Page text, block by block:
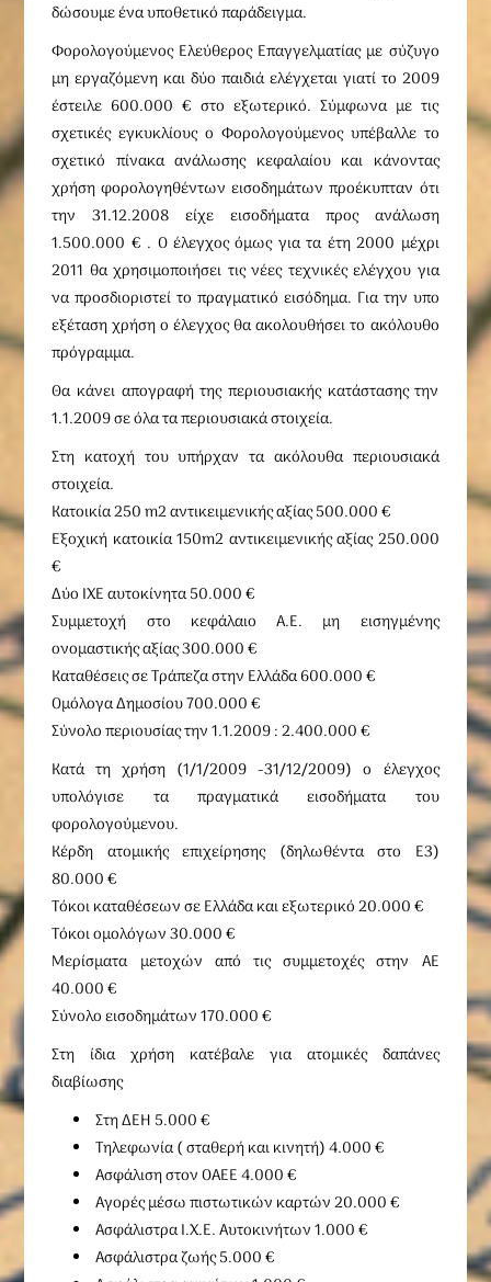
δώσουμε ένα υποθετικό παράδειγμα.
Φορολογούμενος Ελεύθερος Επαγγελματίας με σύζυγο
μη εργαζόμενη και δύο παιδιά ελέγχεται γιατί το 2009
έστειλε 600.000 € στο εξωτερικό. Σύμφωνα με τις
σχετικές εγκυκλίους ο Φορολογούμενος υπέβαλλε το
σχετικό πίνακα ανάλωσης κεφαλαίου και κάνοντας
χρήση φορολογηθέντων εισοδημάτων προέκυπταν ότι
την 31.12.2008 είχε εισοδήματα προς ανάλωση
1.500.000 € . Ο έλεγχος όμως για τα έτη 2000 μέχρι
2011 θα χρησιμοποιήσει τις νέες τεχνικές ελέγχου για
να προσδιοριστεί το πραγματικό εισόδημα. Για την υπο
εξέταση χρήση ο έλεγχος θα ακολουθήσει το ακόλουθο
πρόγραμμα.
Θα κάνει απογραφή της περιουσιακής κατάστασης την
1.1.2009 σε όλα τα περιουσιακά στοιχεία.
Στη κατοχή του υπήρχαν τα ακόλουθα περιουσιακά
στοιχεία.
Κατοικία 250 m2 αντικειμενικής αξίας 500.000 €
Εξοχική κατοικία 150m2 αντικειμενικής αξίας 250.000
€
Δύο ΙΧΕ αυτοκίνητα 50.000 €
Συμμετοχή στο κεφάλαιο Α.Ε. μη εισηγμένης
ονομαστικής αξίας 300.000 €
Καταθέσεις σε Τράπεζα στην Ελλάδα 600.000 €
Ομόλογα Δημοσίου 700.000 €
Σύνολο περιουσίας την 1.1.2009 : 2.400.000 €
Κατά τη χρήση (1/1/2009 -31/12/2009) ο έλεγχος
υπολόγισε τα πραγματικά εισοδήματα του
φορολογούμενου.
Κέρδη ατομικής επιχείρησης (δηλωθέντα στο Ε3)
80.000 €
Τόκοι καταθέσεων σε Ελλάδα και εξωτερικό 20.000 €
Τόκοι ομολόγων 30.000 €
Μερίσματα μετοχών από τις συμμετοχές στην ΑΕ
40.000 €
Σύνολο εισοδημάτων 170.000 €
Στη ίδια χρήση κατέβαλε για ατομικές δαπάνες
διαβίωσης
Στη ΔΕΗ 5.000 €
Τηλεφωνία ( σταθερή και κινητή) 4.000 €
Ασφάλιση στον ΟΑΕΕ 4.000 €
Αγορές μέσω πιστωτικών καρτών 20.000 €
Ασφάλιστρα Ι.Χ.Ε. Αυτοκινήτων 1.000 €
Ασφάλιστρα ζωής 5.000 €